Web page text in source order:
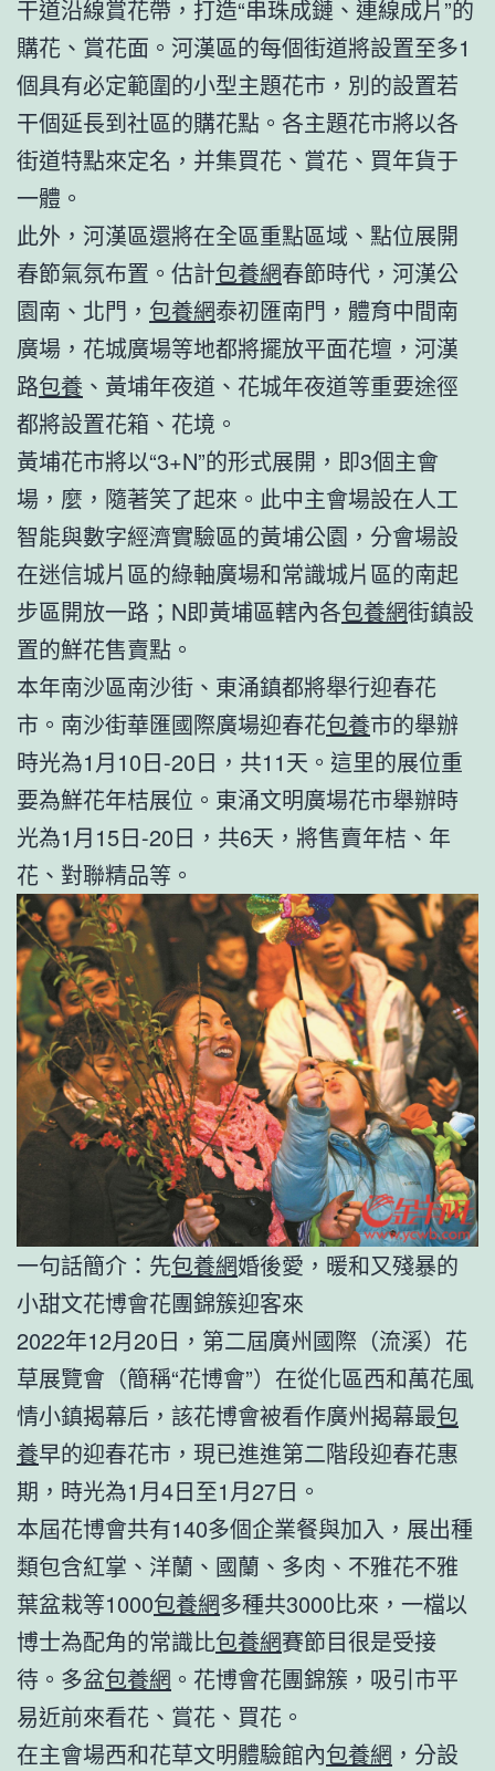
干道沿線賞花帶，打造“串珠成鏈、連線成片”的
購花、賞花面。河漢區的每個街道將設置至多1
個具有必定範圍的小型主題花市，別的設置若
干個延長到社區的購花點。各主題花市將以各
街道特點來定名，并集買花、賞花、買年貨于
一體。
此外，河漢區還將在全區重點區域、點位展開
春節氣氛布置。估計包養網春節時代，河漢公
園南、北門， 包養網泰初匯南門，體育中間南
廣場，花城廣場等地都將擺放平面花壇，河漢
路包養 、黃埔年夜道、花城年夜道等重要途徑
都將設置花箱、花境。
黃埔花市將以“3+N”的形式展開，即3個主會
場，麼，隨著笑了起來。此中主會場設在人工
智能與數字經濟實驗區的黃埔公園，分會場設
在迷信城片區的綠軸廣場和常識城片區的南起
步區開放一路；N即黃埔區轄內各包養網街鎮設
置的鮮花售賣點。
本年南沙區南沙街、東涌鎮都將舉行迎春花
市。南沙街華匯國際廣場迎春花包養市的舉辦
時光為1月10日-20日，共11天。這里的展位重
要為鮮花年桔展位。東涌文明廣場花市舉辦時
光為1月15日-20日，共6天，將售賣年桔、年
花、對聯精品等。
一句話簡介：先包養網婚後愛，暖和又殘暴的
小甜文花博會花團錦簇迎客來
2022年12月20日，第二屆廣州國際（流溪）花
草展覽會（簡稱“花博會”）在從化區西和萬花風
情小鎮揭幕后，該花博會被看作廣州揭幕最包
養早的迎春花市，現已進進第二階段迎春花惠
期，時光為1月4日至1月27日。
本屆花博會共有140多個企業餐與加入，展出種
類包含紅掌、洋蘭、國蘭、多肉、不雅花不雅
葉盆栽等1000包養網多種共3000比來，一檔以
博士為配角的常識比包養網賽節目很是受接
待。多盆包養網 。花博會花團錦簇，吸引市平
易近前來看花、賞花、買花。
在主會場西和花草文明體驗館內包養網 ，分設